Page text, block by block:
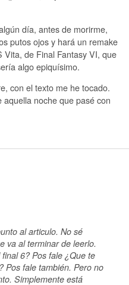
día, antes de morirme,
putos ojos y hará un remake
Vita, de Final Fantasy VI, que
algo epiquísimo.
con el texto me he tocado.
noche que pasé con
al articulo. No sé
va al terminar de leerlo.
6? Pos fale ¿Que te
Pos fale también. Pero no
Simplemente está